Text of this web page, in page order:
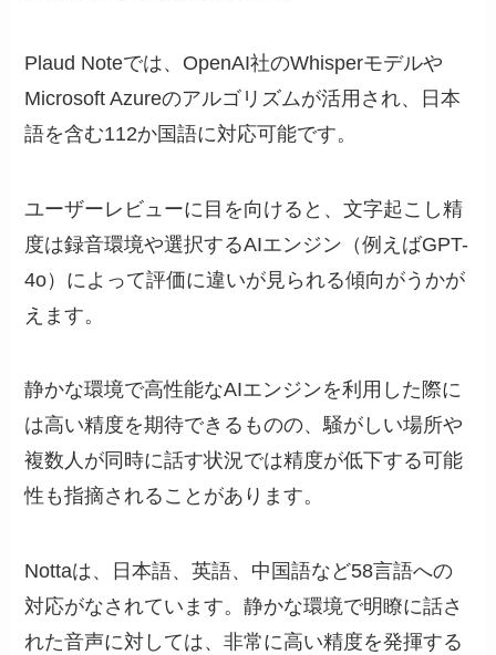
Plaud Noteでは、OpenAI社のWhisperモデルや
Microsoft Azureのアルゴリズムが活用され、日本
語を含む112か国語に対応可能です。
ユーザーレビューに目を向けると、文字起こし精
度は録音環境や選択するAIエンジン（例えばGPT-
4o）によって評価に違いが見られる傾向がうかが
えます。
静かな環境で高性能なAIエンジンを利用した際に
は高い精度を期待できるものの、騒がしい場所や
複数人が同時に話す状況では精度が低下する可能
性も指摘されることがあります。
Nottaは、日本語、英語、中国語など58言語への
対応がなされています。静かな環境で明瞭に話さ
れた音声に対しては、非常に高い精度を発揮する